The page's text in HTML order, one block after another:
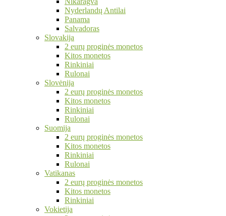
Nyderlandų Antilai
Panama
Salvadoras
Slovakija
2 eurų proginės monetos
Kitos monetos
Rinkiniai
Rulonai
Slovėnija
2 eurų proginės monetos
Kitos monetos
Rinkiniai
Rulonai
Suomija
2 eurų proginės monetos
Kitos monetos
Rinkiniai
Rulonai
Vatikanas
2 eurų proginės monetos
Kitos monetos
Rinkiniai
Vokietija